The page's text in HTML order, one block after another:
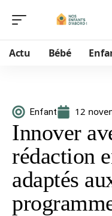
Actu Bébé
Enfant 12
Innover
rédaction
adaptés